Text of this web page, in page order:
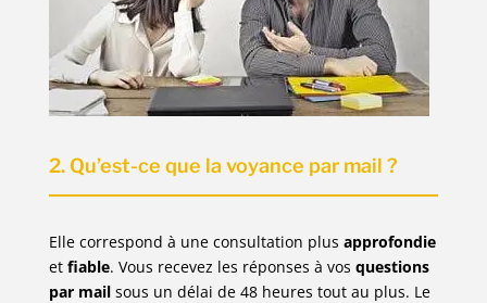
2. Qu’est-ce que la voyance par mail ?
Elle correspond à une consultation plus approfondie
et fiable. Vous recevez les réponses à vos questions
par mailsous un délai de 48 heures tout au plus. Le